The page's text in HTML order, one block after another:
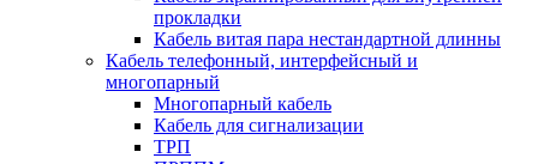
прокладки
Кабель витая пара нестандартной длинны
Кабель телефонный, интерфейсный и
многопарный
Многопарный кабель
Кабель для сигнализации
ТРП